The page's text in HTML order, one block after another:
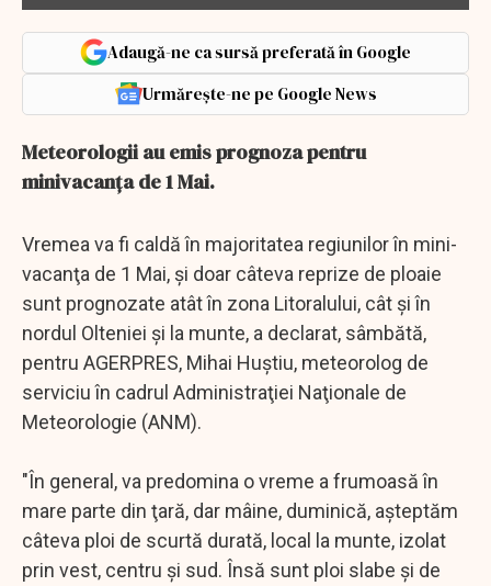
Adaugă-ne ca sursă preferată în Google
Urmărește-ne pe Google News
Meteorologii au emis prognoza pentru
minivacanța de 1 Mai.
Vremea va fi caldă în majoritatea regiunilor în mini-
vacanţa de 1 Mai, şi doar câteva reprize de ploaie
sunt prognozate atât în zona Litoralului, cât şi în
nordul Olteniei şi la munte, a declarat, sâmbătă,
pentru AGERPRES, Mihai Huştiu, meteorolog de
serviciu în cadrul Administraţiei Naţionale de
Meteorologie (ANM).
"În general, va predomina o vreme a frumoasă în
mare parte din ţară, dar mâine, duminică, aşteptăm
câteva ploi de scurtă durată, local la munte, izolat
prin vest, centru şi sud. Însă sunt ploi slabe şi de